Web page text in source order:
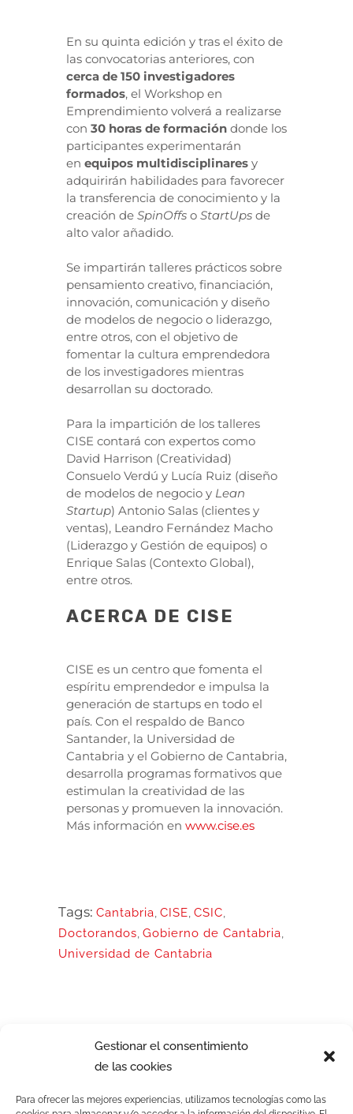
Gestionar el consentimiento
de las cookies
Para ofrecer las mejores experiencias, utilizamos tecnologías como las
En su quinta edición y tras el éxito de
las convocatorias anteriores, con
cerca de 150 investigadores
formados, el Workshop en
Emprendimiento volverá a realizarse
con 30 horas de formación donde los
participantes experimentarán
en equipos multidisciplinares y
adquirirán habilidades para favorecer
la transferencia de conocimiento y la
creación de SpinOffs o StartUps de
alto valor añadido.
Se impartirán talleres prácticos sobre
pensamiento creativo, financiación,
innovación, comunicación y diseño
de modelos de negocio o liderazgo,
entre otros, con el objetivo de
fomentar la cultura emprendedora
de los investigadores mientras
desarrollan su doctorado.
Para la impartición de los talleres
CISE contará con expertos como
David Harrison (Creatividad)
Consuelo Verdú y Lucía Ruiz (diseño
de modelos de negocio y Lean
Startup) Antonio Salas (clientes y
ventas), Leandro Fernández Macho
(Liderazgo y Gestión de equipos) o
Enrique Salas (Contexto Global),
entre otros.
ACERCA DE CISE
CISE es un centro que fomenta el
espíritu emprendedor e impulsa la
generación de startups en todo el
país. Con el respaldo de Banco
Santander, la Universidad de
Cantabria y el Gobierno de Cantabria,
desarrolla programas formativos que
estimulan la creatividad de las
personas y promueven la innovación.
Más información en www.cise.es
Tags: Cantabria, CISE, CSIC,
Doctorandos, Gobierno de Cantabria,
Universidad de Cantabria